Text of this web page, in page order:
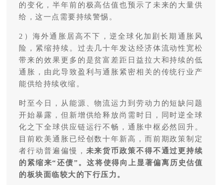
的变化，半年前的极高估值也预示了未来的大量供
给，这一点需要持续警惕。
2）海外通胀居高不下，逆全球化加剧长期通胀风
险，紧缩持续。过去几十年发达经济体流动性宽松
带来的效果更多的是贫富差距日益拉大和持续的低
通胀，由此导致盈利与通胀紧密相关的传统行业产
能供给持续收缩。
时至今日，从能源、物流运力到劳动力的短缺问题
开始暴露，但新增供给释放尚需时日，同时逆全球
化之下全球供应链运行不畅，通胀中枢必然回升。
目前欧美通胀已经创数十年新高，而前期政策制定
者行动普遍偏慢， 未来货币政策不得不通过更持续
的紧缩来“还债”。这将使得向上显著偏离历史估值
的板块面临较大的下行压力。